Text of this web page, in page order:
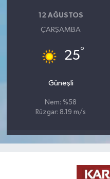
12 AĞUSTOS
ÇARŞAMBA
25°
Güneşli
Nem: %58
Rüzgar: 8.19 m/s